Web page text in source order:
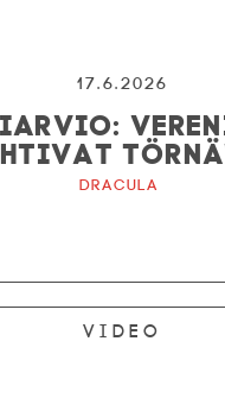
17.6.2026
Dracula
Video